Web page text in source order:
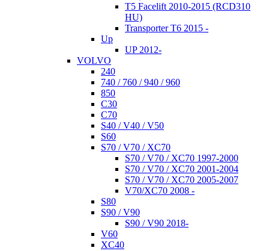
T5 Facelift 2010-2015 (RCD310
HU)
Transporter T6 2015 -
Up
UP 2012-
VOLVO
240
740 / 760 / 940 / 960
850
C30
C70
S40 / V40 / V50
S60
S70 / V70 / XC70
S70 / V70 / XC70 1997-2000
S70 / V70 / XC70 2001-2004
S70 / V70 / XC70 2005-2007
V70/XC70 2008 -
S80
S90 / V90
S90 / V90 2018-
V60
XC40